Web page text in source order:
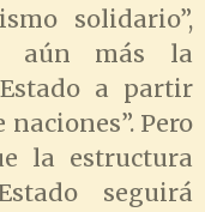
solidario”,
aún más la
a partir
Pero
la estructura
seguirá